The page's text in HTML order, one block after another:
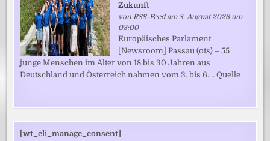
Zukunft
vonRSS-Feedam 8. August 2026 um
03:00
Europäisches Parlament
[Newsroom] Passau (ots) – 55
junge Menschen im Alter von 18 bis 30 Jahren aus
Deutschland und Österreich nahmen vom 3. bis 6.... Quelle
[wt_cli_manage_consent]